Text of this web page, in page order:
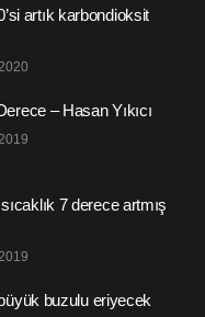
artık karbondioksit
– Hasan Yıkıcı
7 derece artmış
buzulu eriyecek